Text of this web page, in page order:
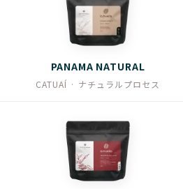
PANAMA NATURAL
CATUAÍ · ナチュラルプロセス